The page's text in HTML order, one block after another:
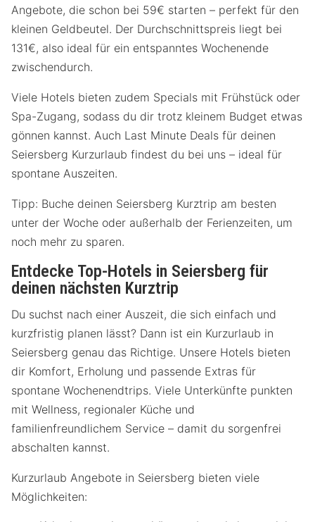
Angebote, die schon bei 59€ starten – perfekt für den
kleinen Geldbeutel. Der Durchschnittspreis liegt bei
131€, also ideal für ein entspanntes Wochenende
zwischendurch.
Viele Hotels bieten zudem Specials mit Frühstück oder
Spa-Zugang, sodass du dir trotz kleinem Budget etwas
gönnen kannst. Auch Last Minute Deals für deinen
Seiersberg Kurzurlaub findest du bei uns – ideal für
spontane Auszeiten.
Tipp: Buche deinen Seiersberg Kurztrip am besten
unter der Woche oder außerhalb der Ferienzeiten, um
noch mehr zu sparen.
Entdecke Top-Hotels in Seiersberg für
deinen nächsten Kurztrip
Du suchst nach einer Auszeit, die sich einfach und
kurzfristig planen lässt? Dann ist ein Kurzurlaub in
Seiersberg genau das Richtige. Unsere Hotels bieten
dir Komfort, Erholung und passende Extras für
spontane Wochenendtrips. Viele Unterkünfte punkten
mit Wellness, regionaler Küche und
familienfreundlichem Service – damit du sorgenfrei
abschalten kannst.
Kurzurlaub Angebote in Seiersberg bieten viele
Möglichkeiten: